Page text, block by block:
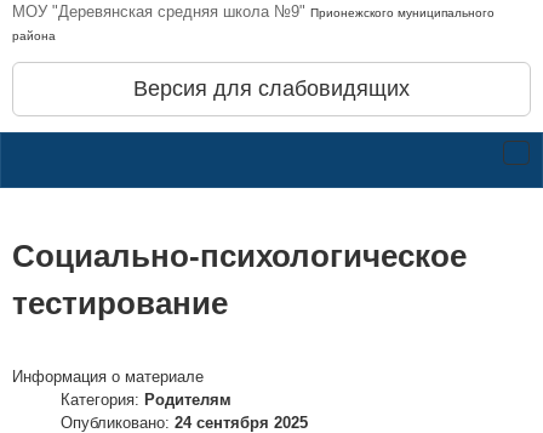
МОУ "Деревянская средняя школа №9" Прионежского муниципального
района
Версия для слабовидящих
Социально-психологическое
тестирование
Информация о материале
Категория: Родителям
Опубликовано: 24 сентября 2025